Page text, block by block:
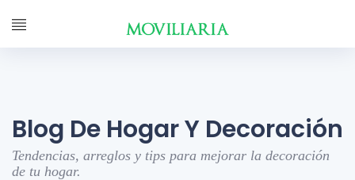
Blog De Hogar Y Decoración
Tendencias, arreglos y tips para mejorar la decoración
de tu hogar.